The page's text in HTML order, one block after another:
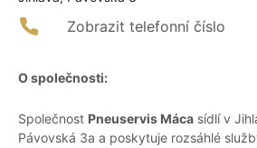
Zobrazit telefonní číslo
O společnosti:
Společnost Pneuservis Máca sídlí v
Pávovská 3a a poskytuje rozsáhlé